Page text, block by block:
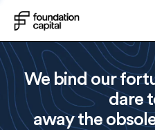
We bind our
dare
away the